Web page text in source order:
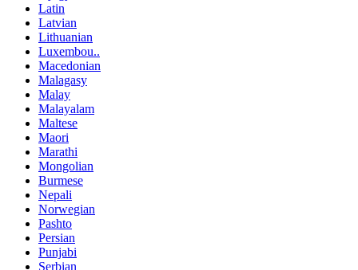
Latin
Latvian
Lithuanian
Luxembou..
Macedonian
Malagasy
Malay
Malayalam
Maltese
Maori
Marathi
Mongolian
Burmese
Nepali
Norwegian
Pashto
Persian
Punjabi
Serbian